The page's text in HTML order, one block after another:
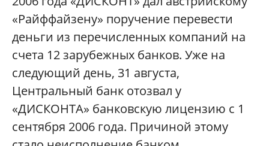
«Райффайзену» поручение перевести
деньги из перечисленных компаний на
счета 12 зарубежных банков. Уже на
следующий день, 31 августа,
Центральный банк отозвал у
«ДИСКОНТА» банковскую лицензию с 1
сентября 2006 года. Причиной этому